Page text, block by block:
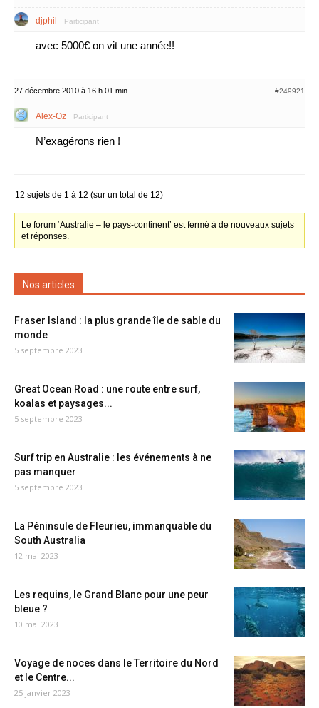
djphil Participant
avec 5000€ on vit une année!!
27 décembre 2010 à 16 h 01 min #249921
Alex-Oz Participant
N’exagérons rien !
12 sujets de 1 à 12 (sur un total de 12)
Le forum ‘Australie – le pays-continent’ est fermé à de nouveaux sujets
et réponses.
Nos articles
Fraser Island : la plus grande île de sable du
monde
5 septembre 2023
Great Ocean Road : une route entre surf,
koalas et paysages...
5 septembre 2023
Surf trip en Australie : les événements à ne
pas manquer
5 septembre 2023
La Péninsule de Fleurieu, immanquable du
South Australia
12 mai 2023
Les requins, le Grand Blanc pour une peur
bleue ?
10 mai 2023
Voyage de noces dans le Territoire du Nord
et le Centre...
25 janvier 2023